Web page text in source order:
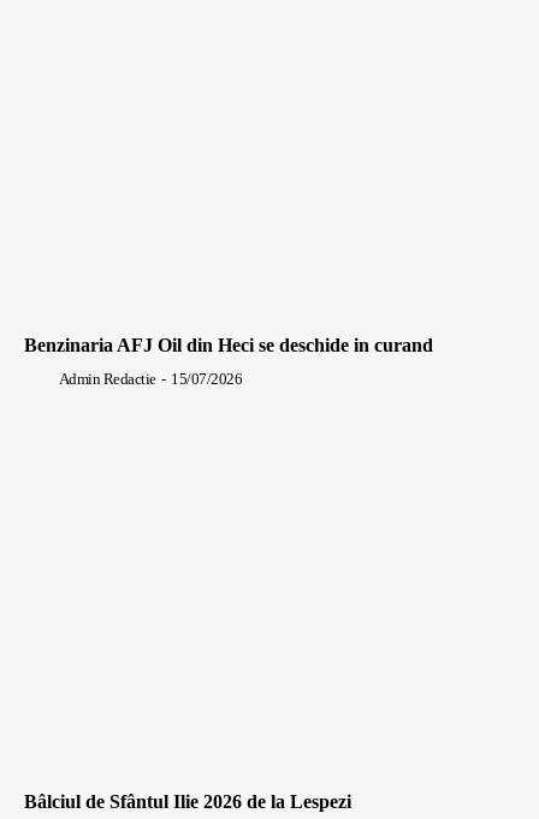
Benzinaria AFJ Oil din Heci se deschide in curand
Admin Redactie - 15/07/2026
Bâlciul de Sfântul Ilie 2026 de la Lespezi